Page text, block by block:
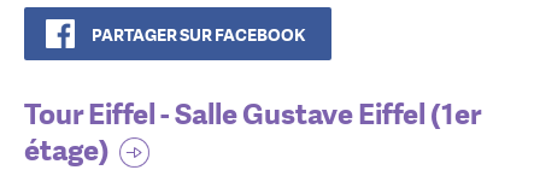
PARTAGER SUR FACEBOOK
Tour Eiffel - Salle Gustave Eiffel (1er
étage)